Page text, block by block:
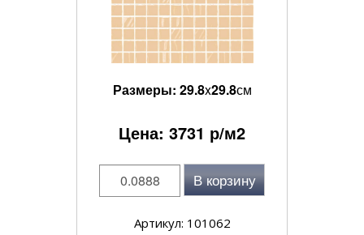
Размеры: 29.8x29.8см
Цена: 3731 р/м2
В корзину
Артикул: 101062